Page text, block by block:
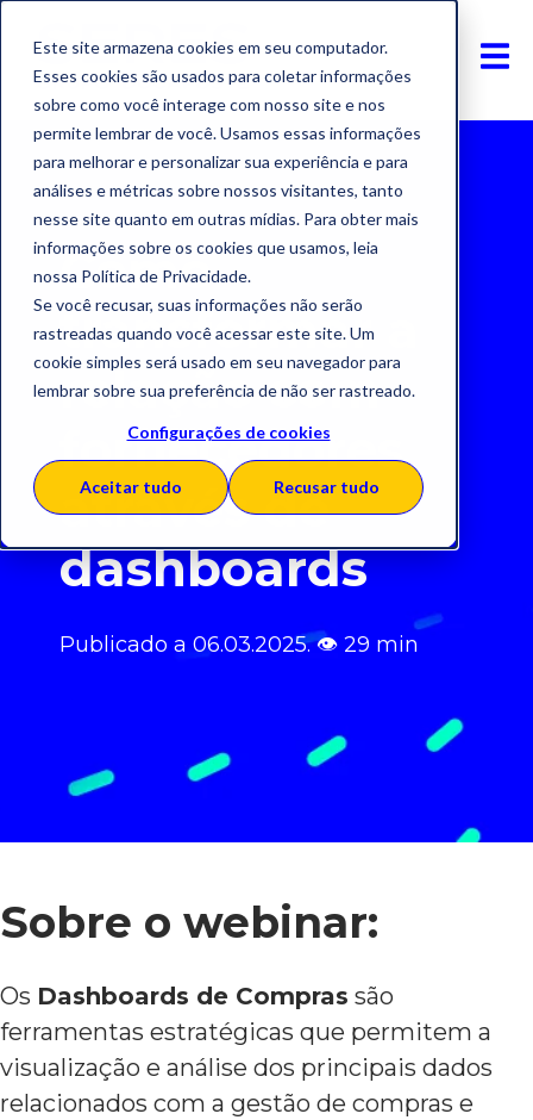
Este site armazena cookies em seu computador.
Esses cookies são usados para coletar informações
sobre como você interage com nosso site e nos
permite lembrar de você. Usamos essas informações
para melhorar e personalizar sua experiência e para
análises e métricas sobre nossos visitantes, tanto
nesse site quanto em outras mídias. Para obter mais
informações sobre os cookies que usamos, leia
nossa Política de Privacidade.
Se você recusar, suas informações não serão
rastreadas quando você acessar este site. Um
cookie simples será usado em seu navegador para
lembrar sobre sua preferência de não ser rastreado.
Configurações de cookies
Aceitar tudo Recusar tudo
Como
transformar a
relação com
fornecedores
através de
dashboards
Publicado a 06.03.2025.👁 29 min
Sobre o webinar:
Os Dashboards de Compras são
ferramentas estratégicas que permitem a
visualização e análise dos principais dados
relacionados com a gestão de compras e